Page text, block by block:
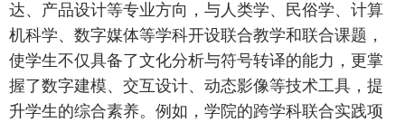
达、产品设计等专业方向，与人类学、民俗学、计算
机科学、数字媒体等学科开设联合教学和联合课题，
使学生不仅具备了文化分析与符号转译的能力，更掌
握了数字建模、交互设计、动态影像等技术工具，提
升学生的综合素养。例如，学院的跨学科联合实践项